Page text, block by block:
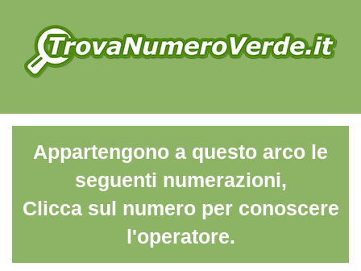
Appartengono a questo arco le
seguenti numerazioni,
Clicca sul numero per conoscere
l'operatore.